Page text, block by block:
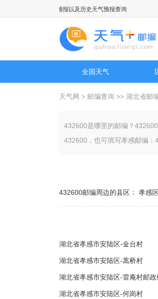
国际城市天气预报以及历史天气预报查询
全国天气
天气网 > 邮编查询 >> 湖北省邮
432600是哪里的邮编？
432600，也可填写孝感邮编：
432600邮编周边的县区： 孝感
湖北省孝感市安陆区-金台村
湖北省孝感市安陆区-蒿桥村
湖北省孝感市安陆区-雷庵村邮政
湖北省孝感市安陆区-何岗村